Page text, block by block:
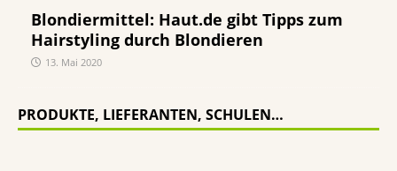
Blondiermittel: Haut.de gibt Tipps zum
Hairstyling durch Blondieren
13. Mai 2020
PRODUKTE, LIEFERANTEN, SCHULEN…